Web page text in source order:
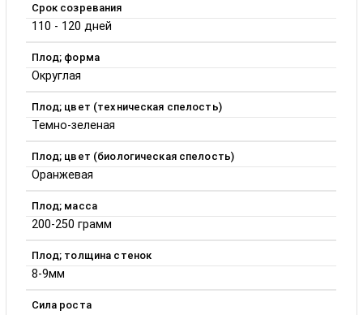
Срок созревания
110 - 120 дней
Плод; форма
Округлая
Плод; цвет (техническая спелость)
Темно-зеленая
Плод; цвет (биологическая спелость)
Оранжевая
Плод; масса
200-250 грамм
Плод; толщина стенок
8-9мм
Сила роста